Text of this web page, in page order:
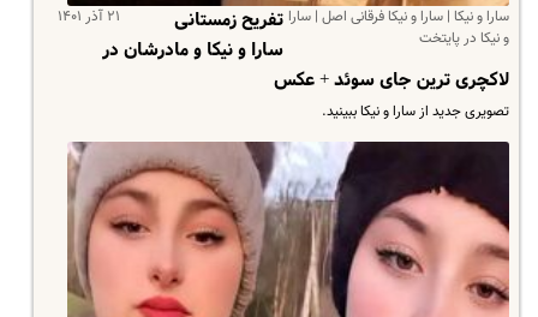
سارا و نیکا | سارا و نیکا فرقانی اصل | سارا
و نیکا در پایتخت
۲۱ آذر ۱۴۰۱
تفریح زمستانی
سارا و نیکا و مادرشان در
لاکچری ترین جای سوئد + عکس
تصویری جدید از سارا و نیکا ببینید.